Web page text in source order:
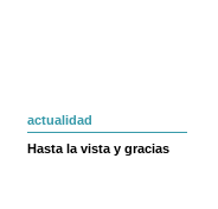
actualidad
Hasta la vista y gracias